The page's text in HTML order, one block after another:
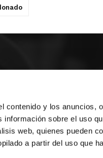
contenido y los anuncios,
sobre el uso
web, quienes pueden
a partir del uso que